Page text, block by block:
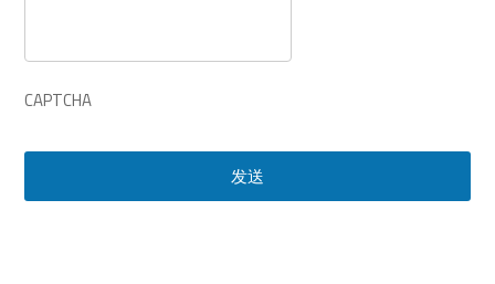
CAPTCHA